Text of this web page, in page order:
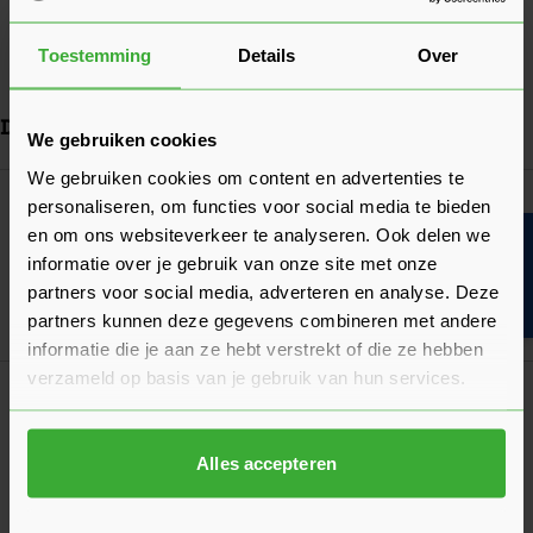
Toestemming Details Over
We gebruiken cookies
We gebruiken cookies om content en advertenties te
personaliseren, om functies voor social media te bieden
en om ons websiteverkeer te analyseren. Ook delen we
informatie over je gebruik van onze site met onze
partners voor social media, adverteren en analyse. Deze
partners kunnen deze gegevens combineren met andere
informatie die je aan ze hebt verstrekt of die ze hebben
verzameld op basis van je gebruik van hun services.
Alles accepteren
Verbruik 4 stuks per m²
Dit vind je misschien ook handig
Navigeren door de elementen van de carrousel is mogelijk met
Druk om carrousel over te slaan
Druk op om naar carrouselnavigatie te gaan
GB Kunststof Isolatie Clip 3,6-4,5 mm
oranje/rood - Zak à 200 stuks
Nu 21,12per zak
In
GB UNI-Flexplug Inclusief slagspouwanker
Vanaf0,50per set Ga